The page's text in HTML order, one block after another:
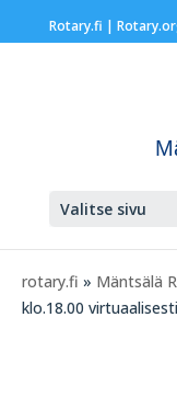
Rotary.fi |
Valitse sivu
rotary.fi » Mäntsälä
klo.18.00 virtuaalisesti